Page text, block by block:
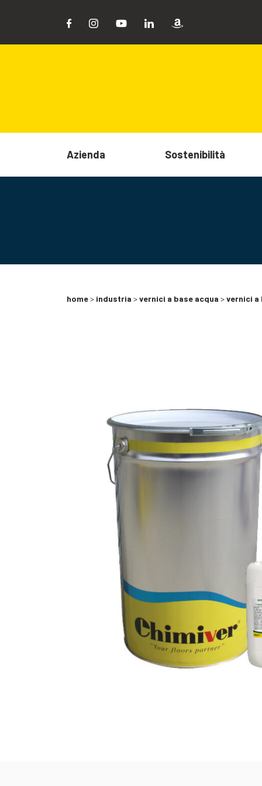
Azienda Sostenibilità
home> industria >vernici a base acqua >vernici a